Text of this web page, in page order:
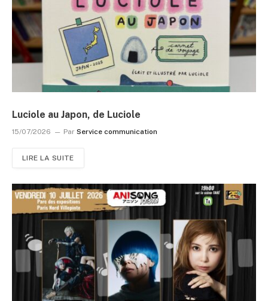
Luciole au Japon, de Luciole
15/07/2026 Par Service communication
LIRE LA SUITE